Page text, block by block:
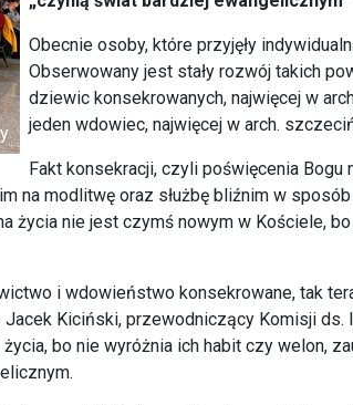
Obecnie osoby, które przyjęły
Obserwowany jest stały rozwój takich
dziewic konsekrowanych, najwięcej w
jeden wdowiec, najwięcej w arch.
Fakt konsekracji, czyli poświęcenia
na modlitwę oraz służbę bliźnim w
życia nie jest czymś nowym w Kościele,
i wdowieństwo konsekrowane, tak
Jacek Kiciński, przewodniczący Komisji
bo nie wyróżnia ich habit czy welon,